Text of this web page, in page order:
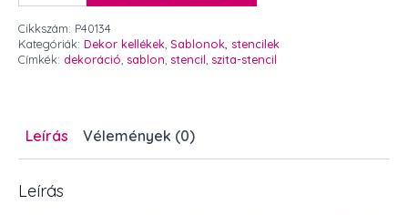
215
x
215
Cikkszám: P40134
Kategóriák: Dekor kellékek, Sablonok, stencilek
Címkék: dekoráció, sablon, stencil, szita-stencil
Leírás Vélemények (0)
Leírás